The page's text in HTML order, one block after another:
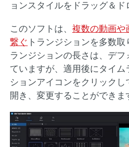
ョンスタイルをドラッグ＆ド
このソフトは、 複数の動画や
繋ぐ トランジションを多数
ランジションの長さは、デ
ていますが、適用後にタイ
ションアイコンをクリックし
開き、変更することができま